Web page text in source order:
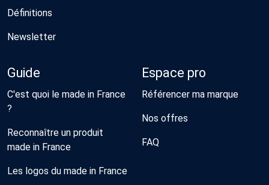
Définitions
Newsletter
Guide
C'est quoi le made in France
?
Reconnaître un produit
made in France
Les logos du made in France
Espace pro
Référencer ma marque
Nos offres
FAQ